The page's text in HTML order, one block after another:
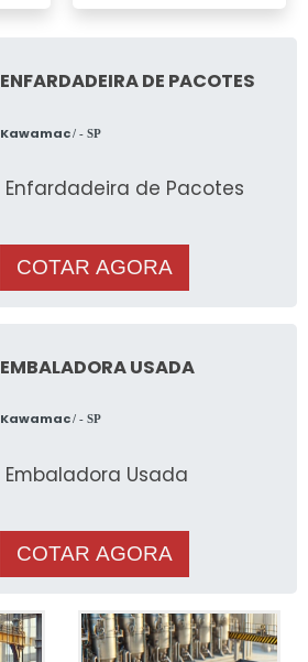
ENFARDADEIRA DE PACOTES
Kawamac/ - SP
Enfardadeira de Pacotes
COTAR AGORA
EMBALADORA USADA
Kawamac/ - SP
Embaladora Usada
COTAR AGORA